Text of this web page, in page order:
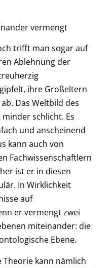
vermengt
trifft man sogar auf
Ablehnung der
ihre Großeltern
Das Weltbild des
schlicht. Es
und anscheinend
kann auch von
Fachwissenschaftlern
ist er in diesen
In Wirklichkeit
auf
er vermengt zwei
miteinander: die
Ebene.
Theorie kann nämlich